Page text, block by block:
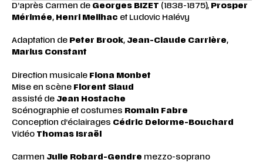
D’après Carmen de Georges BIZET (1838-1875), Prosper
Mérimée, Henri Meilhac et Ludovic Halévy
Adaptation de Peter Brook,Jean-Claude Carrière,
Marius Constant
Direction musicale Fiona Monbet
Mise en scène Florent Siaud
assisté de Jean Hostache
Scénographie et costumes Romain Fabre
Conception d’éclairages Cédric Delorme-Bouchard
Vidéo Thomas Israël
Carmen Julie Robard-Gendre mezzo-soprano